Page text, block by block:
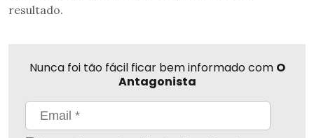
resultado.
Nunca foi tão fácil ficar bem informado com O
Antagonista